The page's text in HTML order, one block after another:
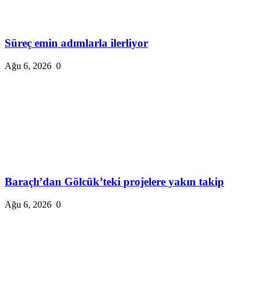
Süreç emin adımlarla ilerliyor
Ağu 6, 2026 0
Baraçlı’dan Gölcük’teki projelere yakın takip
Ağu 6, 2026 0